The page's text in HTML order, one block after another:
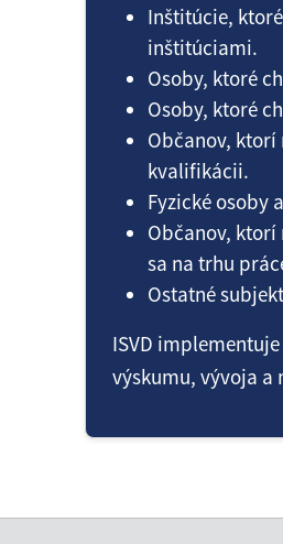
Inštitúcie,
inštitúciami.
Osoby, ktoré
Osoby, ktoré
Občanov,
kvalifikácii.
Fyzické osoby
Občanov,
sa na trhu
Ostatné
ISVD
výskumu, vývoja a